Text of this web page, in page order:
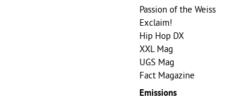
Passion of the Weiss
Exclaim!
Hip Hop DX
XXL Mag
UGS Mag
Fact Magazine
Emissions